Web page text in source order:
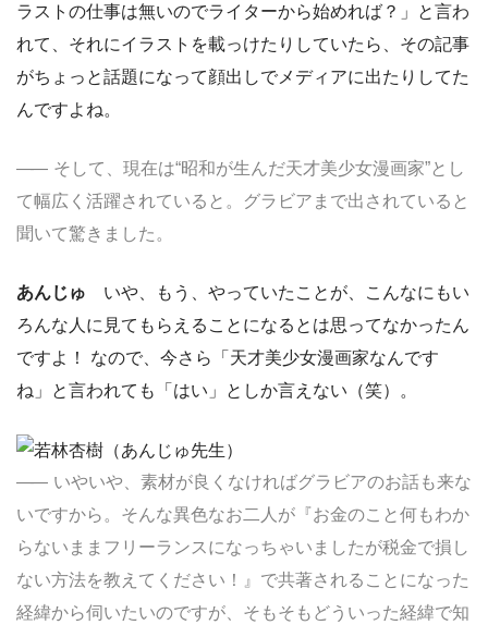
ラストの仕事は無いのでライターから始めれば？」と言わ
れて、それにイラストを載っけたりしていたら、その記事
がちょっと話題になって顔出しでメディアに出たりしてた
んですよね。
そして、現在は“昭和が生んだ天才美少女漫画家”とし
て幅広く活躍されていると。グラビアまで出されていると
聞いて驚きました。
あんじゅ いや、もう、やっていたことが、こんなにもい
ろんな人に見てもらえることになるとは思ってなかったん
ですよ！ なので、今さら「天才美少女漫画家なんです
ね」と言われても「はい」としか言えない（笑）。
いやいや、素材が良くなければグラビアのお話も来な
いですから。そんな異色なお二人が『お金のこと何もわか
らないままフリーランスになっちゃいましたが税金で損し
ない方法を教えてください！』で共著されることになった
経緯から伺いたいのですが、そもそもどういった経緯で知